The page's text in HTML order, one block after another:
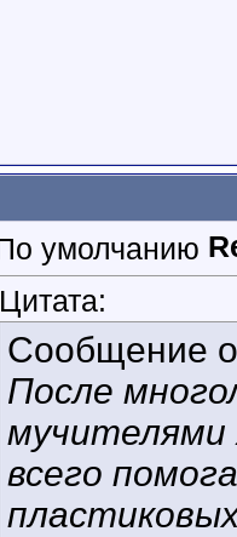
Цитата:
Сообщение
После
мучителями
всего